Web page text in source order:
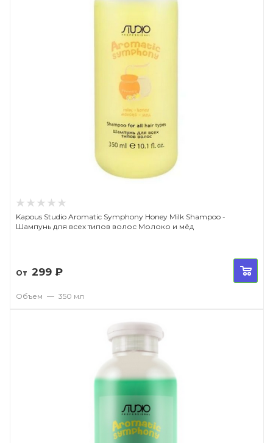
Kapous Studio Aromatic Symphony Honey Milk Shampoo -
Шампунь для всех типов волос Молоко и мёд
От 299 ₽
Объем — 350 мл